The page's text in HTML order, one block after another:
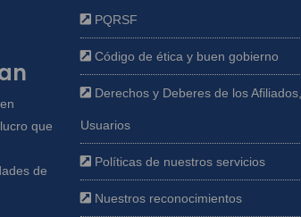
que
de
PQRSF
Código de ética y buen gobierno
Derechos y Deberes de los
Usuarios
Políticas de nuestros servicios
Nuestros reconocimientos